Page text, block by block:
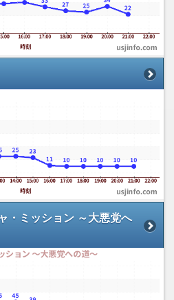
・ミッション ～大悪党へ